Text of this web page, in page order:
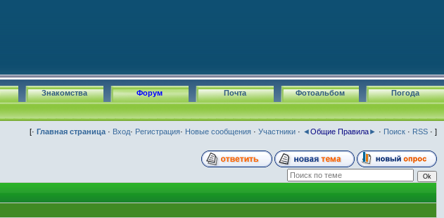
Погода
Фотоальбом
Почта
Форум
Знакомства
[· Главная страница · Вход· Регистрация· Новые сообщения · Участники · ◄Общие Правила► · Поиск · RSS · ]